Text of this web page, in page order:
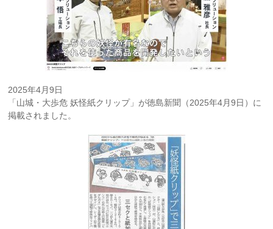
2025年4月9日
「山城・大歩危 妖怪紙クリップ」が徳島新聞（2025年4月9日）に
掲載されました。